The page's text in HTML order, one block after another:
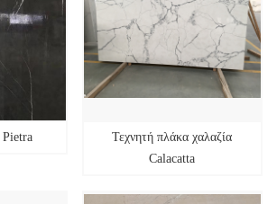
Τεχνητή πλάκα χαλαζία
Calacatta